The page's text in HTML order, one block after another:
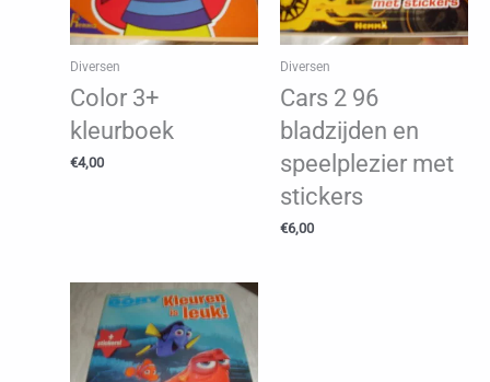
Diversen
Color 3+
kleurboek
€4,00
Diversen
Cars 2 96
bladzijden en
speelplezier met
stickers
€6,00